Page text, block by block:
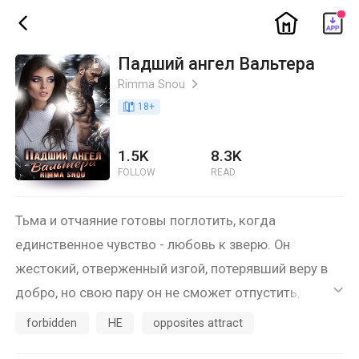
ic_back ic_home
Падший ангел Вальтера
Rimma Snou ic_arrow_right
book_age 18+
1.5K
FOLLOW
8.3K
READ
Тьма и отчаяние готовы поглотить, когда
единственное чувство - любовь к зверю. Он
жестокий, отверженный изгой, потерявший веру в
добро, но свою пару он не сможет отпустить, мучая
и терзая израненную душу. Им предстоит пройти
ic_default
forbidden HE opposites attract